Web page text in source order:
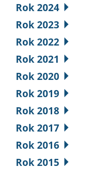
Rok 2024
Rok 2023
Rok 2022
Rok 2021
Rok 2020
Rok 2019
Rok 2018
Rok 2017
Rok 2016
Rok 2015